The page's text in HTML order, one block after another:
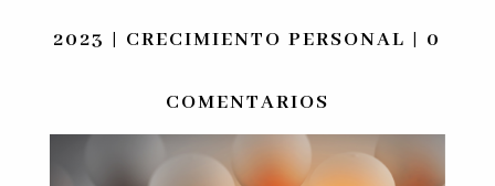
2023 | CRECIMIENTO PERSONAL | 0
COMENTARIOS